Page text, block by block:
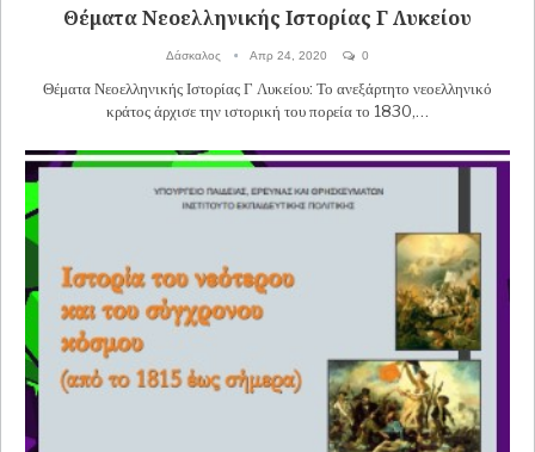
Θέματα Νεοελληνικής Ιστορίας Γ Λυκείου
Δάσκαλος Απρ 24, 2020 0
Θέματα Νεοελληνικής Ιστορίας Γ Λυκείου: Το ανεξάρτητο νεοελληνικό
κράτος άρχισε την ιστορική του πορεία το 1830,…